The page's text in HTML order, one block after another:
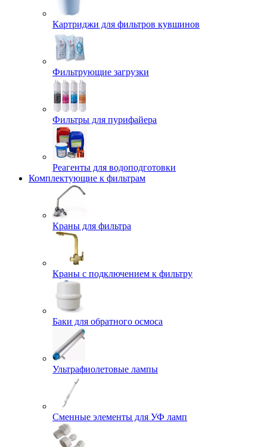
Картриджи для фильтров кувшинов
Фильтрующие загрузки
Фильтры для пурифайера
Реагенты для водоподготовки
Комплектующие к фильтрам
Краны для фильтра
Краны с подключением к фильтру
Баки для обратного осмоса
Ультрафиолетовые лампы
Сменные элементы для УФ ламп